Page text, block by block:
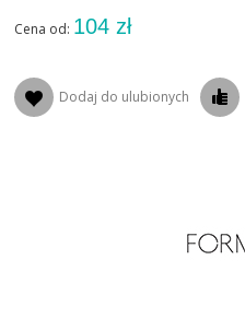
Cena od: 104 zł
Dodaj do ulubionych